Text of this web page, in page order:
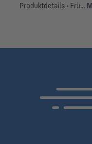
Produktdetails • Frü…